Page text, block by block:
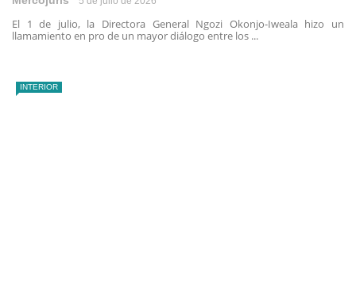
El 1 de julio, la Directora General Ngozi Okonjo-Iweala hizo un
llamamiento en pro de un mayor diálogo entre los ...
INTERIOR